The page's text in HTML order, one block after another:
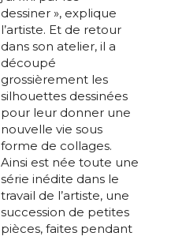
dessiner », explique
l’artiste. Et de retour
dans son atelier, il a
découpé
grossièrement les
silhouettes dessinées
pour leur donner une
nouvelle vie sous
forme de collages.
Ainsi est née toute une
série inédite dans le
travail de l’artiste, une
succession de petites
pièces, faites pendant